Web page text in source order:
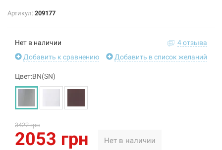
Артикул: 209177
Нет в наличии
4 отзыва
Добавить к сравнению
Добавить в список желаний
Цвет:BN(SN)
3422 грн
2053 грн Нет в наличии